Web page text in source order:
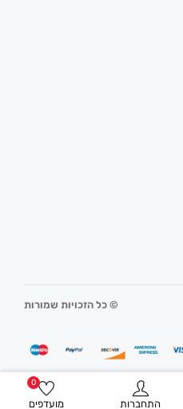
התחברות מועדפים
0
© כל הזכויות שמורות